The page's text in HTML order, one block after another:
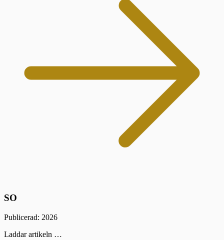
SO
Publicerad: 2026
Laddar artikeln …